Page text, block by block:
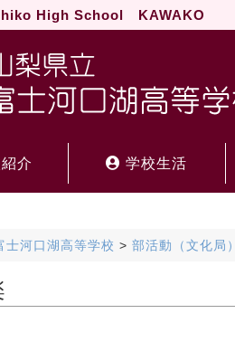
High School KAWAKO
介 学校生活
士河口湖高等学校 > 部活動（文化局）